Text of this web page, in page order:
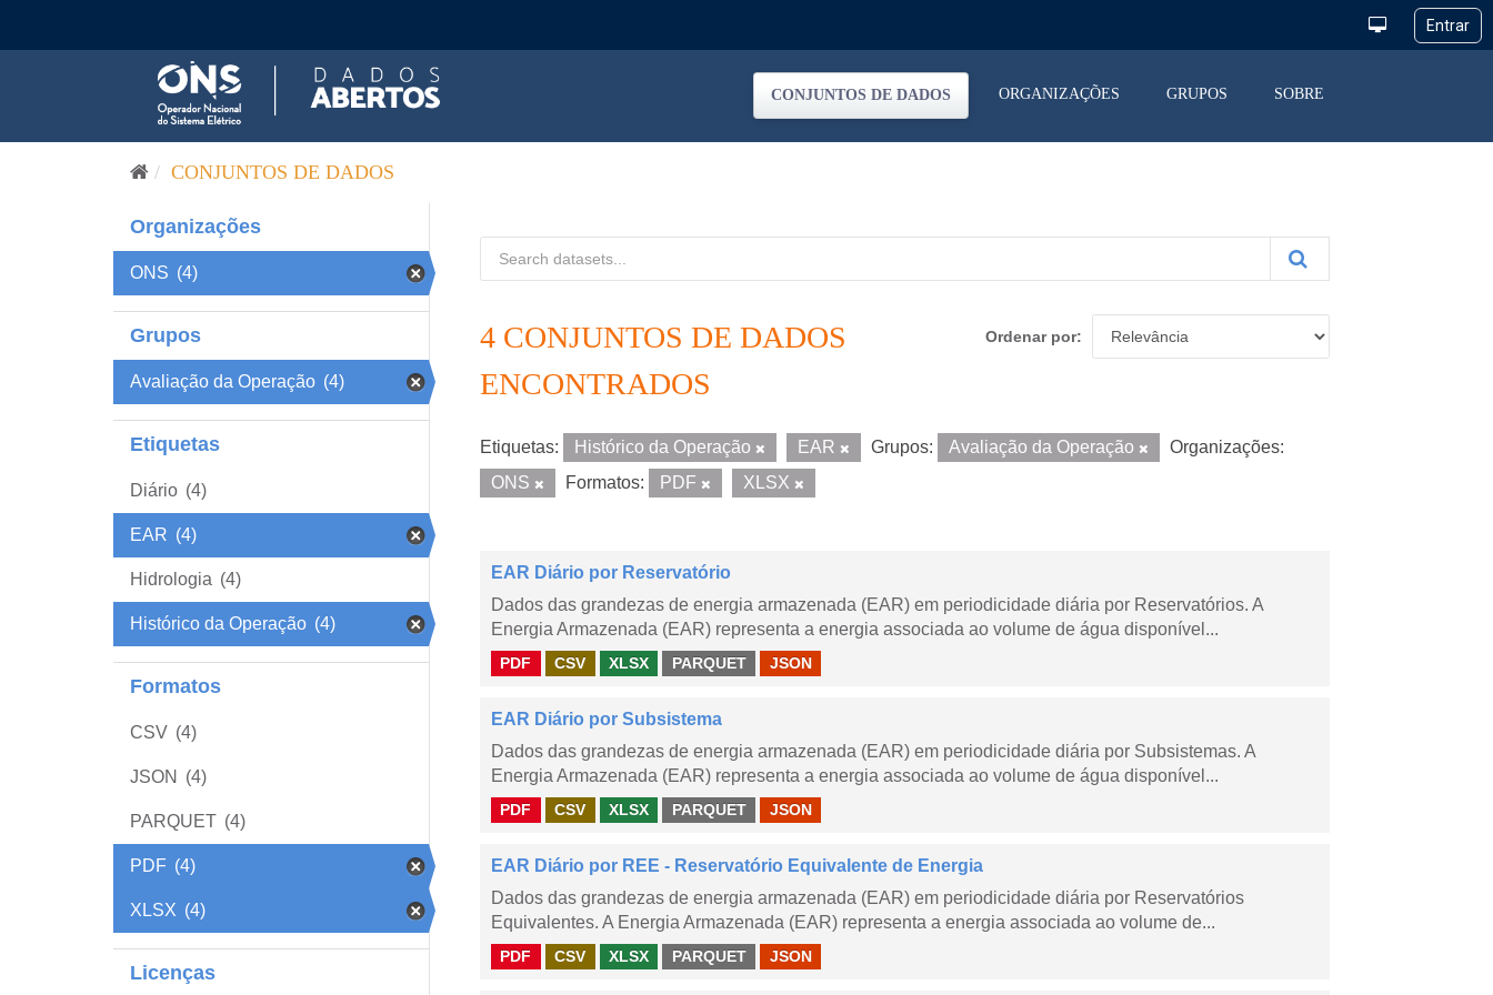
CONJUNTOS DE DADOS ORGANIZAÇÕES GRUPOS SOBRE
CONJUNTOS DE DADOS
Organizações
ONS (4)
Grupos
Avaliação da Operação (4)
Etiquetas
Diário (4)
EAR (4)
Hidrologia (4)
Histórico da Operação (4)
Formatos
CSV (4)
JSON (4)
PARQUET (4)
PDF (4)
XLSX (4)
Licenças
Ordenar por
4 CONJUNTOS DE DADOS
ENCONTRADOS
Etiquetas: Histórico da Operação EAR Grupos: Avaliação da Operação
Organizações:
ONS
Formatos: PDF XLSX
EAR Diário por Reservatório
Dados das grandezas de energia armazenada (EAR) em periodicidade diária por Reservatórios. A
Energia Armazenada (EAR) representa a energia associada ao volume de água disponível...
PDF CSV XLSX PARQUET JSON
EAR Diário por Subsistema
Dados das grandezas de energia armazenada (EAR) em periodicidade diária por Subsistemas. A
Energia Armazenada (EAR) representa a energia associada ao volume de água disponível...
PDF CSV XLSX PARQUET JSON
EAR Diário por REE - Reservatório Equivalente de Energia
Dados das grandezas de energia armazenada (EAR) em periodicidade diária por Reservatórios
Equivalentes. A Energia Armazenada (EAR) representa a energia associada ao volume de...
PDF CSV XLSX PARQUET JSON